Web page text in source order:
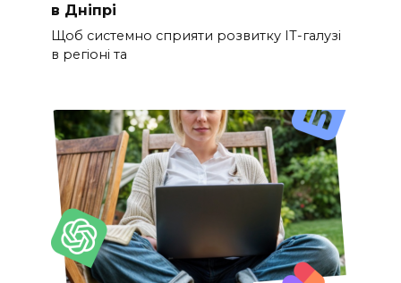
в Дніпрі
Щоб системно сприяти розвитку ІТ-галузі
в регіоні та